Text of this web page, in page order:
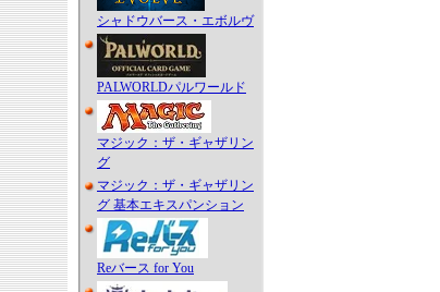
シャドウバース・エボルヴ
PALWORLDパルワールド
マジック：ザ・ギャザリン
グ
マジック：ザ・ギャザリン
グ 基本エキスパンション
Reバース for You